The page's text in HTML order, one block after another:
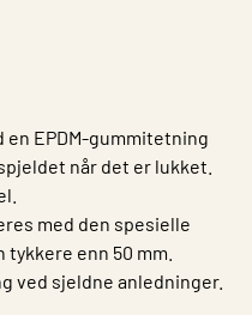
EPDM-gummitetning
når det er lukket.
med den spesielle
enn 50 mm.
ved sjeldne anledninger.